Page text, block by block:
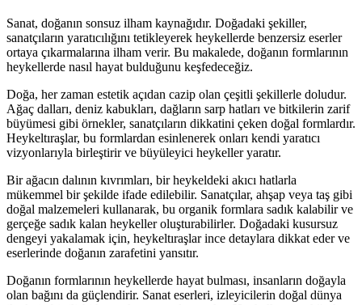
Sanat, doğanın sonsuz ilham kaynağıdır. Doğadaki şekiller,
sanatçıların yaratıcılığını tetikleyerek heykellerde benzersiz eserler
ortaya çıkarmalarına ilham verir. Bu makalede, doğanın formlarının
heykellerde nasıl hayat bulduğunu keşfedeceğiz.
Doğa, her zaman estetik açıdan cazip olan çeşitli şekillerle doludur.
Ağaç dalları, deniz kabukları, dağların sarp hatları ve bitkilerin zarif
büyümesi gibi örnekler, sanatçıların dikkatini çeken doğal formlardır.
Heykeltıraşlar, bu formlardan esinlenerek onları kendi yaratıcı
vizyonlarıyla birleştirir ve büyüleyici heykeller yaratır.
Bir ağacın dalının kıvrımları, bir heykeldeki akıcı hatlarla
mükemmel bir şekilde ifade edilebilir. Sanatçılar, ahşap veya taş gibi
doğal malzemeleri kullanarak, bu organik formlara sadık kalabilir ve
gerçeğe sadık kalan heykeller oluşturabilirler. Doğadaki kusursuz
dengeyi yakalamak için, heykeltıraşlar ince detaylara dikkat eder ve
eserlerinde doğanın zarafetini yansıtır.
Doğanın formlarının heykellerde hayat bulması, insanların doğayla
olan bağını da güçlendirir. Sanat eserleri, izleyicilerin doğal dünya